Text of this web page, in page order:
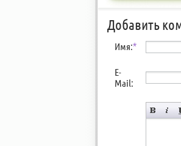
Добавить
Имя:*
E-
Mail: